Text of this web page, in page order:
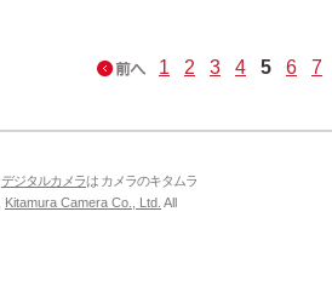
1 2 3 4 5 6 7
デジタルカメラは カメラのキタムラ
Kitamura Camera Co., Ltd. All